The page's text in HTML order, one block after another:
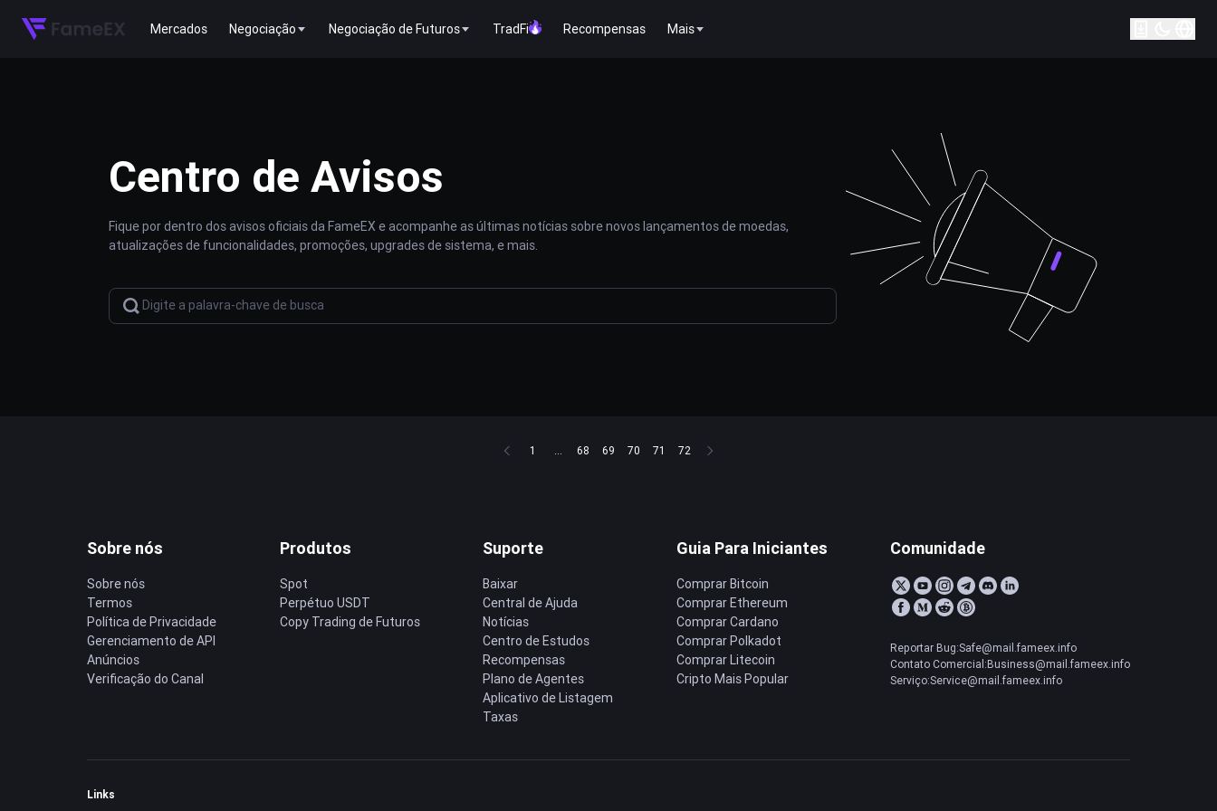
Mercados Negociação Negociação de Futuros TradFi Recompensas Mais
Centro de Avisos
Fique por dentro dos avisos oficiais da FameEX e acompanhe as últimas notícias sobre novos lançamentos de moedas,
atualizações de funcionalidades, promoções, upgrades de sistema, e mais.
1 ... 68 69 70 71 72
Sobre nós
Sobre nós
Termos
Política de Privacidade
Gerenciamento de API
Anúncios
Verificação do Canal
Produtos
Spot
Perpétuo USDT
Copy Trading de Futuros
Suporte
Baixar
Central de Ajuda
Notícias
Centro de Estudos
Recompensas
Plano de Agentes
Aplicativo de Listagem
Taxas
Guia Para Iniciantes
Comprar Bitcoin
Comprar Ethereum
Comprar Cardano
Comprar Polkadot
Comprar Litecoin
Cripto Mais Popular
Comunidade
Reportar Bug:Safe@mail.fameex.info
Contato Comercial:Business@mail.fameex.info
Serviço:Service@mail.fameex.info
Links